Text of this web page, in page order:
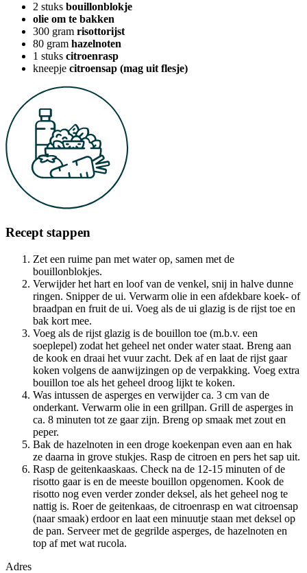
2 stuks bouillonblokje
olie om te bakken
300 gram risottorijst
80 gram hazelnoten
1 stuks citroenrasp
kneepje citroensap (mag uit flesje)
Recept stappen
Zet een ruime pan met water op, samen met de
bouillonblokjes.
Verwijder het hart en loof van de venkel, snij in halve dunne
ringen. Snipper de ui. Verwarm olie in een afdekbare koek- of
braadpan en fruit de ui. Voeg als de ui glazig is de rijst toe en
bak kort mee.
Voeg als de rijst glazig is de bouillon toe (m.b.v. een
soeplepel) zodat het geheel net onder water staat. Breng aan
de kook en draai het vuur zacht. Dek af en laat de rijst gaar
koken volgens de aanwijzingen op de verpakking. Voeg extra
bouillon toe als het geheel droog lijkt te koken.
Was intussen de asperges en verwijder ca. 3 cm van de
onderkant. Verwarm olie in een grillpan. Grill de asperges in
ca. 8 minuten tot ze gaar zijn. Breng op smaak met zout en
peper.
Bak de hazelnoten in een droge koekenpan even aan en hak
ze daarna in grove stukjes. Rasp de citroen en pers het sap uit.
Rasp de geitenkaaskaas. Check na de 12-15 minuten of de
risotto gaar is en de meeste bouillon opgenomen. Kook de
risotto nog even verder zonder deksel, als het geheel nog te
nattig is. Roer de geitenkaas, de citroenrasp en wat citroensap
(naar smaak) erdoor en laat een minuutje staan met deksel op
de pan. Serveer met de gegrilde asperges, de hazelnoten en
top af met wat rucola.
Adres